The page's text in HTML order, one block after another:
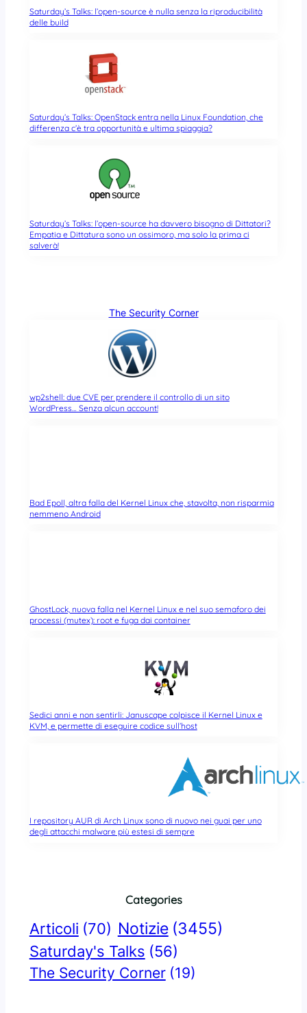
Saturday’s Talks: l’open-source è nulla senza la riproducibilità
delle build
Saturday’s Talks: OpenStack entra nella Linux Foundation, che
differenza c’è tra opportunità e ultima spiaggia?
Saturday’s Talks: l’open-source ha davvero bisogno di Dittatori?
Empatia e Dittatura sono un ossimoro, ma solo la prima ci
salverà!
The Security Corner
wp2shell: due CVE per prendere il controllo di un sito
WordPress… Senza alcun account!
Bad Epoll, altra falla del Kernel Linux che, stavolta, non risparmia
nemmeno Android
GhostLock, nuova falla nel Kernel Linux e nel suo semaforo dei
processi (mutex): root e fuga dai container
Sedici anni e non sentirli: Januscape colpisce il Kernel Linux e
KVM, e permette di eseguire codice sull’host
I repository AUR di Arch Linux sono di nuovo nei guai per uno
degli attacchi malware più estesi di sempre
Categories
Articoli (70) Notizie (3455)
Saturday's Talks (56)
The Security Corner (19)